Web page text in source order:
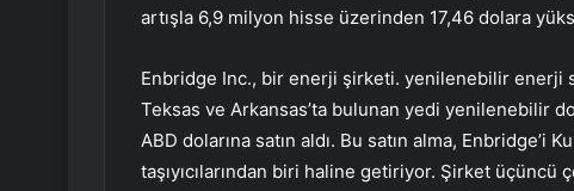
artışla 6,9 milyon hisse üzerinden 17,46 dolara
Enbridge Inc., bir enerji şirketi. yenilenebilir enerji
Teksas ve Arkansas’ta bulunan yedi yenilenebilir
ABD dolarına satın aldı. Bu satın alma,
taşıyıcılarından biri haline getiriyor. Şirket